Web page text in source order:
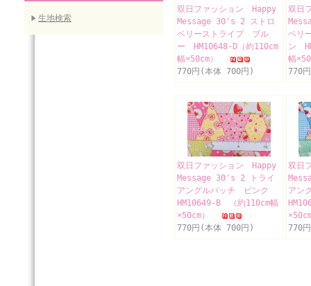
生地検索
双日ファッション Happy
Message 30's 2 ストロ
ベリーストライプ ブル
ー HM10648-D（約110cm
幅×50cm）
770円(本体 700円)
双日
ベリ
ン
幅
770
双日ファッション Happy
Message 30's 2 トライ
アングルパッチ ピンク
HM10649-B （約110cm幅
×50cm）
770円(本体 700円)
双日
アン
770